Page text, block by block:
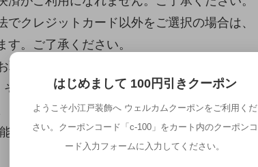
クレジットカード以外をご選択の場合は、
。ご了承ください。
り置きが可能です。(決済が完了している
の場合、取り置き中のキャンセル、商品の
ですが、こちらの使用品は対象外となりま
はじめまして 100円引きクーポン
ようこそ小江戸装飾へ ウェルカムクーポンをご利用くだ
さい。クーポンコード「c-100」をカート内のクーポンコ
ード入力フォームに入力してください。